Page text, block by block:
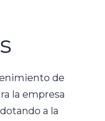
de
la empresa
a la